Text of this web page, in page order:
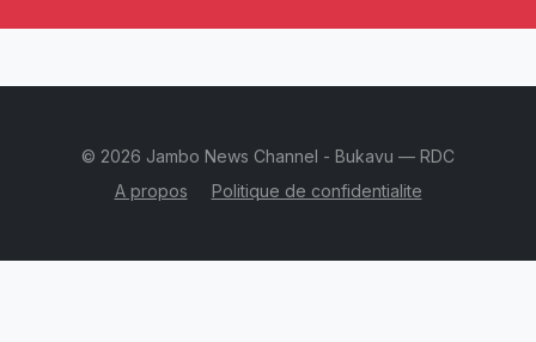
© 2026 Jambo News Channel - Bukavu — RDC
A propos
Politique de confidentialite